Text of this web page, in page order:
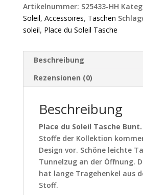
Artikelnummer: S25433-HH
Soleil, Accessoires, Taschen
soleil, Place du Soleil Tasche
Beschreibung
Rezensionen (0)
Beschreibung
Place du Soleil Tasche Bunt.
Stoffe der Kollektion
Design vor. Schöne leichte
Tunnelzug an der Öffnung.
hat lange Tragehenkel aus
Stoff.